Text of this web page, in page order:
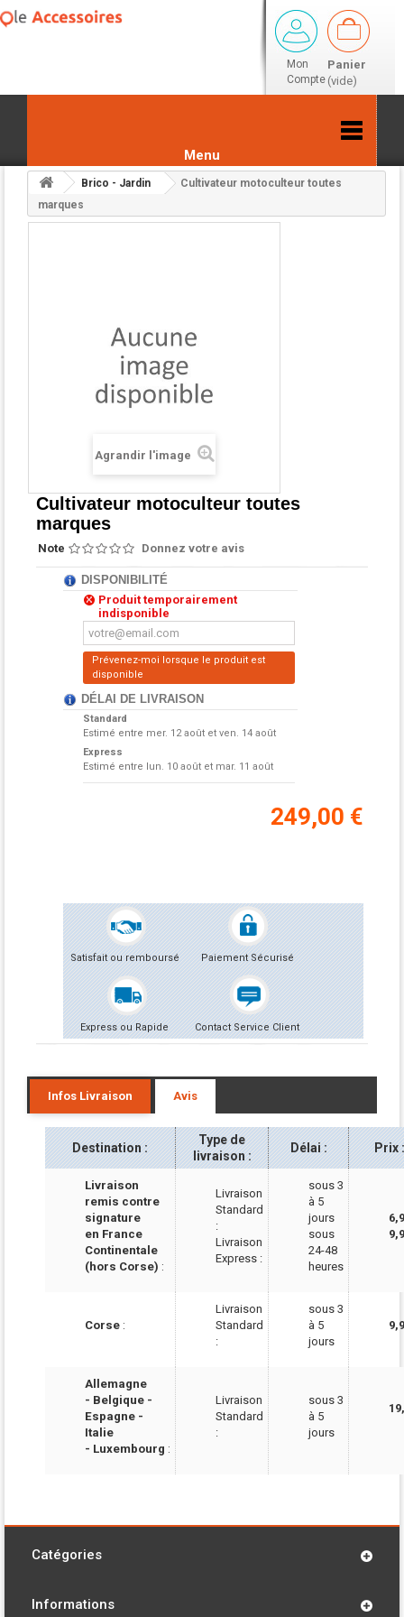
Mon
Compte
Panier
(vide)
Menu
Brico - Jardin
Cultivateur motoculteur toutes
marques
Agrandir l'image
Cultivateur motoculteur toutes
marques
Note Donnez votre avis
DISPONIBILITÉ
Produit temporairement
indisponible
Prévenez-moi lorsque le produit est
disponible
DÉLAI DE LIVRAISON
Standard
Estimé entre mer. 12 août et ven. 14 août
Express
Estimé entre lun. 10 août et mar. 11 août
249,00 €
Satisfait ou remboursé Paiement Sécurisé
Express ou Rapide Contact Service Client
Infos Livraison Avis
Destination :
Type de
livraison :
Délai : Prix :
Livraison
remis contre
signature
en France
Continentale
(hors Corse) :
Livraison
Standard
:
Livraison
Express :
sous 3
à 5
jours
sous
24-48
heures
Corse :
Livraison
Standard
:
sous 3
à 5
jours
Allemagne
- Belgique -
Espagne -
Italie
- Luxembourg :
Livraison
Standard
:
sous 3
à 5
jours
Catégories
Informations